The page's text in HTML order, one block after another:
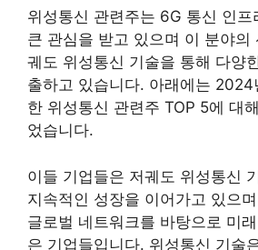
위성통신 관련주는 6G 통신 인프
큰 관심을 받고 있으며 이 분야의
궤도 위성통신 기술을 통해 다양
출하고 있습니다. 아래에는
한 위성통신 관련주 TOP 5에 대
었습니다.
이들 기업들은 저궤도 위성통신
지속적인 성장을 이어가고 있으
글로벌 네트워크를 바탕으로 미
은 기업들입니다. 위성통신 기술